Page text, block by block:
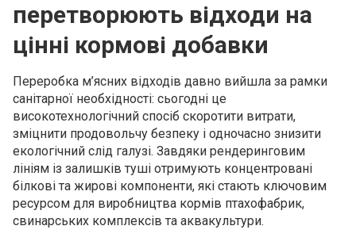
перетворюють відходи на
цінні кормові добавки
Переробка м’ясних відходів давно вийшла за рамки
санітарної необхідності: сьогодні це
високотехнологічний спосіб скоротити витрати,
зміцнити продовольчу безпеку і одночасно знизити
екологічний слід галузі. Завдяки рендеринговим
лініям із залишків туші отримують концентровані
білкові та жирові компоненти, які стають ключовим
ресурсом для виробництва кормів птахофабрик,
свинарських комплексів та аквакультури.